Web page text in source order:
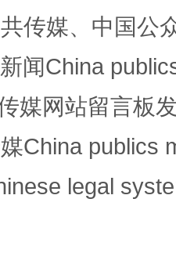
工作
传媒、中国公
闻China
媒网站留言板
China publics
legal